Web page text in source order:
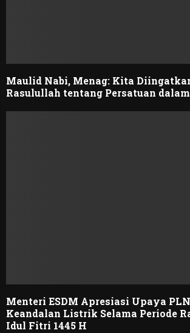
Maulid Nabi, Menag: Kita
Rasulullah tentang Persatuan
Menteri ESDM Apresiasi Upaya
Keandalan Listrik Selama Periode
Idul Fitri 1445 H